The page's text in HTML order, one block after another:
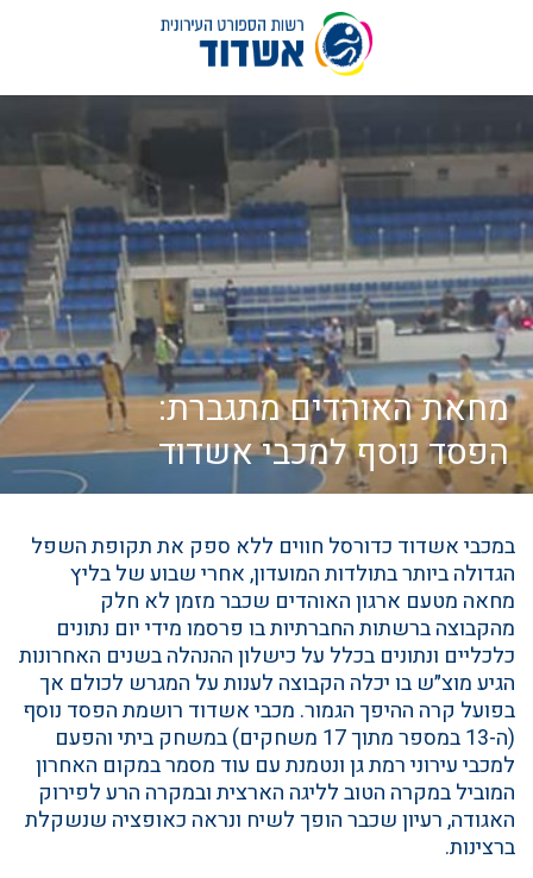
מחאת האוהדים מתגברת:
הפסד נוסף למכבי אשדוד
במכבי אשדוד כדורסל חווים ללא ספק את תקופת השפל
הגדולה ביותר בתולדות המועדון, אחרי שבוע של בליץ
מחאה מטעם ארגון האוהדים שכבר מזמן לא חלק
מהקבוצה ברשתות החברתיות בו פרסמו מידי יום נתונים
כלכליים ונתונים בכלל על כישלון ההנהלה בשנים האחרונות
הגיע מוצ״ש בו יכלה הקבוצה לענות על המגרש לכולם אך
בפועל קרה ההיפך הגמור. מכבי אשדוד רושמת הפסד נוסף
(ה-13 במספר מתוך 17 משחקים) במשחק ביתי והפעם
למכבי עירוני רמת גן ונטמנת עם עוד מסמר במקום האחרון
המוביל במקרה הטוב לליגה הארצית ובמקרה הרע לפירוק
האגודה, רעיון שכבר הופך לשיח ונראה כאופציה שנשקלת
ברצינות.